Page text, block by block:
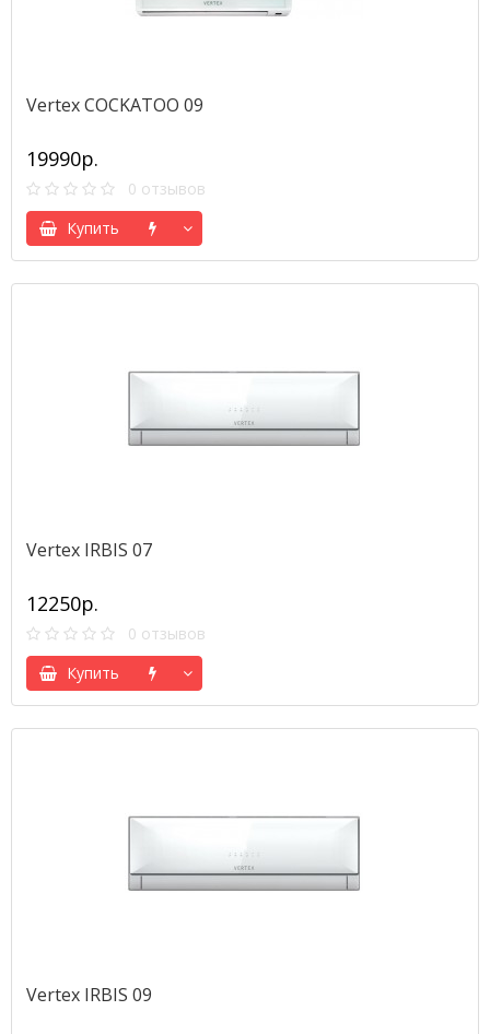
Vertex COCKATOO 09
19990р.
0 отзывов
Купить
Vertex IRBIS 07
12250р.
0 отзывов
Купить
Vertex IRBIS 09